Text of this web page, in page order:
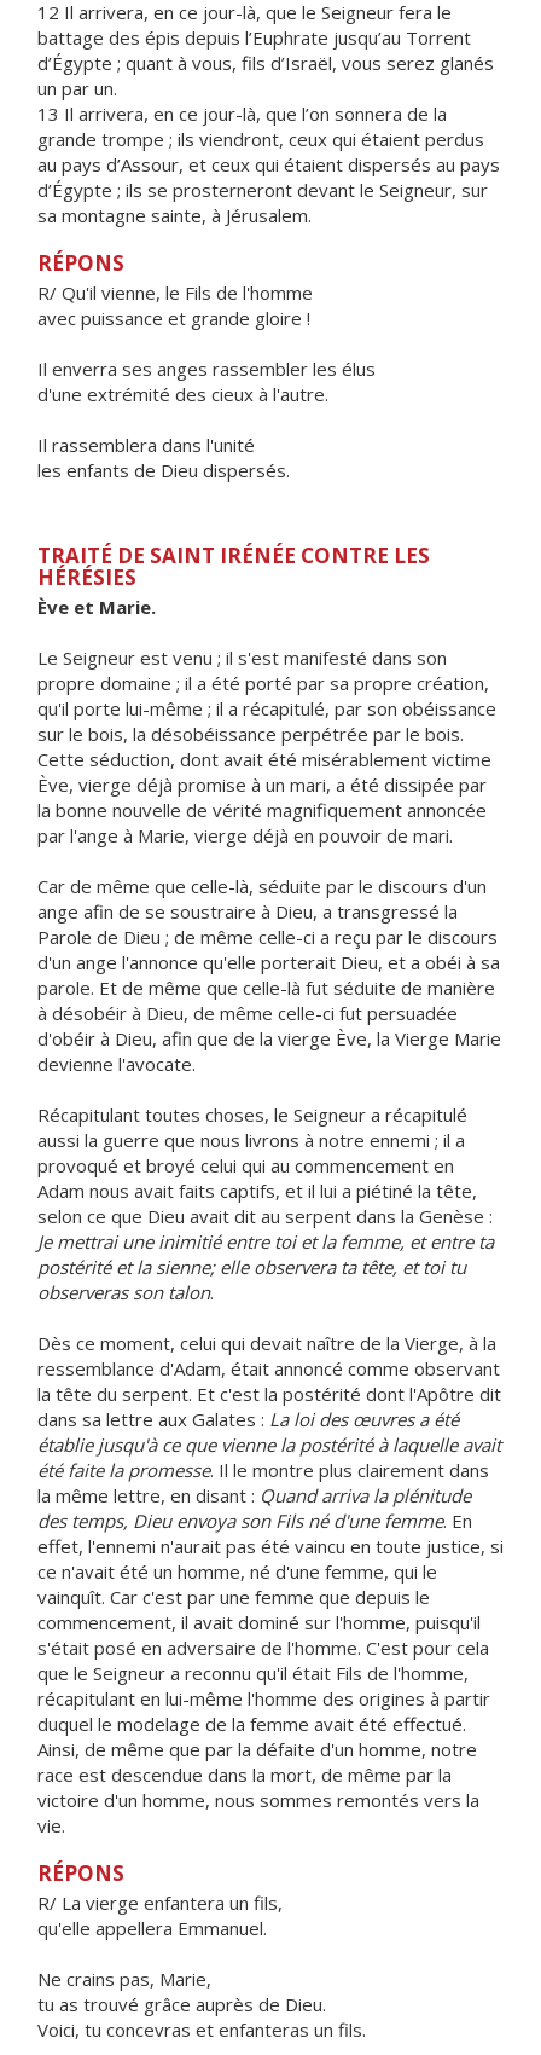
12 Il arrivera, en ce jour-là, que le Seigneur fera le
battage des épis depuis l’Euphrate jusqu’au Torrent
d’Égypte ; quant à vous, fils d’Israël, vous serez glanés
un par un.
13 Il arrivera, en ce jour-là, que l’on sonnera de la
grande trompe ; ils viendront, ceux qui étaient perdus
au pays d’Assour, et ceux qui étaient dispersés au pays
d’Égypte ; ils se prosterneront devant le Seigneur, sur
sa montagne sainte, à Jérusalem.
RÉPONS
R/ Qu'il vienne, le Fils de l'homme
avec puissance et grande gloire !
Il enverra ses anges rassembler les élus
d'une extrémité des cieux à l'autre.
Il rassemblera dans l'unité
les enfants de Dieu dispersés.
TRAITÉ DE SAINT IRÉNÉE CONTRE LES
HÉRÉSIES
Ève et Marie.
Le Seigneur est venu ; il s'est manifesté dans son
propre domaine ; il a été porté par sa propre création,
qu'il porte lui-même ; il a récapitulé, par son obéissance
sur le bois, la désobéissance perpétrée par le bois.
Cette séduction, dont avait été misérablement victime
Ève, vierge déjà promise à un mari, a été dissipée par
la bonne nouvelle de vérité magnifiquement annoncée
par l'ange à Marie, vierge déjà en pouvoir de mari.
Car de même que celle-là, séduite par le discours d'un
ange afin de se soustraire à Dieu, a transgressé la
Parole de Dieu ; de même celle-ci a reçu par le discours
d'un ange l'annonce qu'elle porterait Dieu, et a obéi à sa
parole. Et de même que celle-là fut séduite de manière
à désobéir à Dieu, de même celle-ci fut persuadée
d'obéir à Dieu, afin que de la vierge Ève, la Vierge Marie
devienne l'avocate.
Récapitulant toutes choses, le Seigneur a récapitulé
aussi la guerre que nous livrons à notre ennemi ; il a
provoqué et broyé celui qui au commencement en
Adam nous avait faits captifs, et il lui a piétiné la tête,
selon ce que Dieu avait dit au serpent dans la Genèse :
Je mettrai une inimitié entre toi et la femme, et entre ta
postérité et la sienne; elle observera ta tête, et toi tu
observeras son talon.
Dès ce moment, celui qui devait naître de la Vierge, à la
ressemblance d'Adam, était annoncé comme observant
la tête du serpent. Et c'est la postérité dont l'Apôtre dit
dans sa lettre aux Galates : La loi des œuvres a été
établie jusqu'à ce que vienne la postérité à laquelle avait
été faite la promesse. Il le montre plus clairement dans
la même lettre, en disant : Quand arriva la plénitude
des temps, Dieu envoya son Fils né d'une femme. En
effet, l'ennemi n'aurait pas été vaincu en toute justice, si
ce n'avait été un homme, né d'une femme, qui le
vainquît. Car c'est par une femme que depuis le
commencement, il avait dominé sur l'homme, puisqu'il
s'était posé en adversaire de l'homme. C'est pour cela
que le Seigneur a reconnu qu'il était Fils de l'homme,
récapitulant en lui-même l'homme des origines à partir
duquel le modelage de la femme avait été effectué.
Ainsi, de même que par la défaite d'un homme, notre
race est descendue dans la mort, de même par la
victoire d'un homme, nous sommes remontés vers la
vie.
RÉPONS
R/ La vierge enfantera un fils,
qu'elle appellera Emmanuel.
Ne crains pas, Marie,
tu as trouvé grâce auprès de Dieu.
Voici, tu concevras et enfanteras un fils.